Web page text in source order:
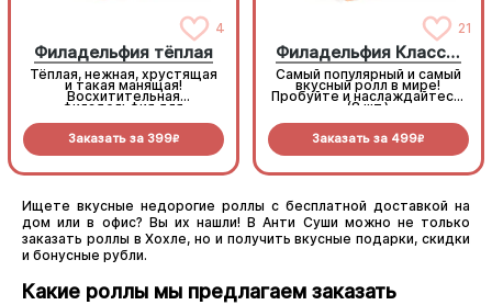
4
Филадельфия тёплая
Тёплая, нежная, хрустящая
и такая манящая!
Восхитительная
филадельфия для
роллов (8 шт.)
Заказать за 399R
21
Филадельфия Классическая
Самый популярный и самый
вкусный ролл в мире!
Пробуйте и наслаждайтесь!
(8 шт.)
Заказать за 499R
Ищете вкусные недорогие роллы с бесплатной доставкой на
дом или в офис? Вы их нашли! В Анти Суши можно не только
заказать роллы в Хохле, но и получить вкусные подарки, скидки
и бонусные рубли.
Какие роллы мы предлагаем заказать